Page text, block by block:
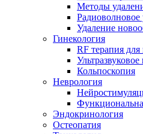
Методы
Радиоволновое
Удаление
Гинекология
RF терапия
Кольпоскопия
Неврология
Эндокринология
Остеопатия